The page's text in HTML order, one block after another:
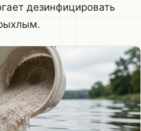
дезинфицировать